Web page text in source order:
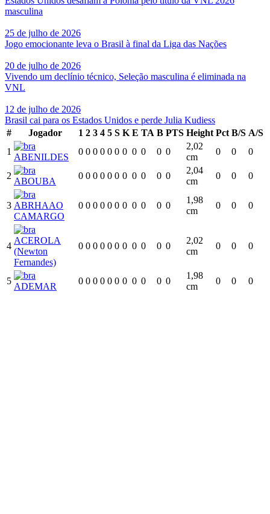
masculina
25 de julho de 2026
Jogo emocionante leva o Brasil à final da Liga das Nações
20 de julho de 2026
Vivendo um declínio técnico, Seleção masculina é eliminada na
VNL
12 de julho de 2026
Brasil cai para os Estados Unidos e perde Julia Kudiess
#
Jogador 1 2 3 4 5 S K E TA B PTS Height Pct B/S A/S
1
ABENILDES
0 0 0 0 0 0 0 0 0 0 0
2,02
cm
0 0 0
2
ABOUBA
0 0 0 0 0 0 0 0 0 0 0
2,04
cm
0 0 0
3 ABRHAAO
CAMARGO
0 0 0 0 0 0 0 0 0 0 0
1,98
cm
0 0 0
4
ACEROLA
(Newton
Fernandes)
0 0 0 0 0 0 0 0 0 0 0
2,02
cm
0 0 0
5
ADEMAR
0 0 0 0 0 0 0 0 0 0 0
1,98
cm
0 0 0